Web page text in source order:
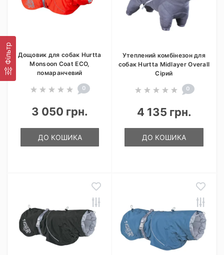
Фільтр
Дощовик для собак Hurtta
Monsoon Coat ECO,
помаранчевий
0
3 050 грн.
ДО КОШИКА
Утеплений комбінезон для
собак Hurtta Midlayer Overall
Сірий
0
4 135 грн.
ДО КОШИКА